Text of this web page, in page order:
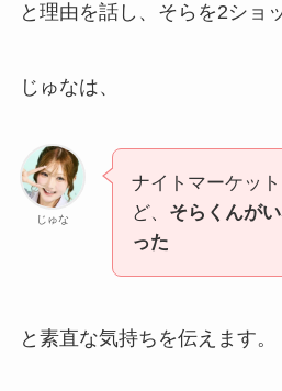
と理由を話し、そらを2ショ
じゅなは、
じゅな
ナイトマーケッ
ど、 そらくんが
った
と素直な気持ちを伝えます。